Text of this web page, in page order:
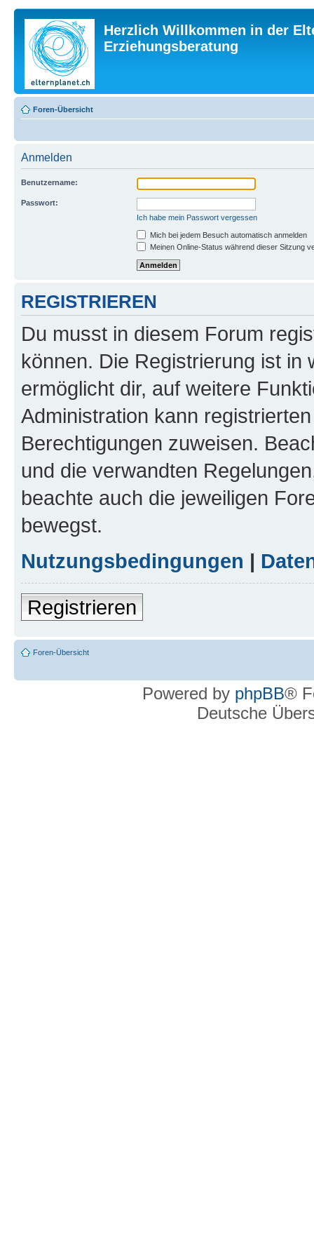
Herzlich Willkommen in der
Erziehungsberatung
Foren-Übersicht
Anmelden
Benutzername:
Passwort:
Ich habe mein Passwort vergessen
Mich bei jedem Besuch automatisch anmelden
Meinen Online-Status während dieser Sitzung
REGISTRIEREN
Du musst in diesem Forum
können. Die Registrierung ist in
ermöglicht dir, auf weitere
Administration kann
Berechtigungen zuweisen.
und die verwandten
beachte auch die jeweiligen
bewegst.
Nutzungsbedingungen |
Registrieren
Foren-Übersicht
Powered by phpBB®
Deutsche